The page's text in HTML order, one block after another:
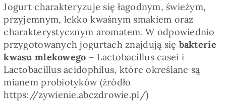
Jogurt charakteryzuje się łagodnym, świeżym,
przyjemnym, lekko kwaśnym smakiem oraz
charakterystycznym aromatem. W odpowiednio
przygotowanych jogurtach znajdują się bakterie
kwasu mlekowego – Lactobacillus casei i
Lactobacillus acidophilus, które określane są
mianem probiotyków (źródło
https://zywienie.abczdrowie.pl/)